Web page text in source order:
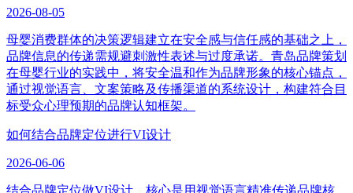
2026-08-05
母婴消费群体的决策逻辑建立在安全感与信任感的基础之上，
品牌信息的传递需规避刺激性表述与过度承诺。青岛品牌策划
在母婴行业的实践中，将安全温和作为品牌形象的核心锚点，
通过视觉语言、文案策略及传播渠道的系统设计，构建符合目
标受众心理预期的品牌认知框架。
如何结合品牌定位进行VI设计
2026-06-06